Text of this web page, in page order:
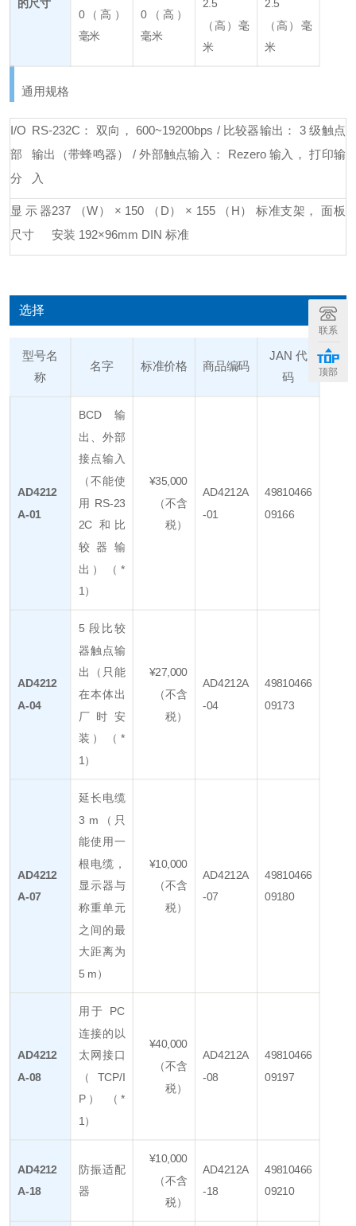
的尺寸
0（高）
毫米
0（高）
毫米
2.5
（高）毫
米
2.5
（高）毫
米
通用规格
I/O
部
分
RS-232C： 双向， 600~19200bps / 比较器输出： 3 级触点
输出（带蜂鸣器） / 外部触点输入： Rezero 输入， 打印输
入
显示器
尺寸
237 （W） × 150 （D） × 155 （H） 标准支架， 面板
安装 192×96mm DIN 标准
选择
型号名
称
名字 标准价格 商品编码
JAN 代
码
AD4212
A-01
BCD 输
出、外部
接点输入
（不能使
用 RS-23
2C 和比
较器输
出）（*
1）
¥35,000
（不含
税）
AD4212A
-01
49810466
09166
AD4212
A-04
5 段比较
器触点输
出（只能
在本体出
厂时安
装）（*
1）
¥27,000
（不含
税）
AD4212A
-04
49810466
09173
AD4212
A-07
延长电缆
3 m（只
能使用一
根电缆，
显示器与
称重单元
之间的最
大距离为
5 m）
¥10,000
（不含
税）
AD4212A
-07
49810466
09180
AD4212
A-08
用于 PC
连接的以
太网接口
（TCP/I
P） （*
1）
¥40,000
（不含
税）
AD4212A
-08
49810466
09197
AD4212
A-18
防振适配
器
¥10,000
（不含
税）
AD4212A
-18
49810466
09210
联系
顶部